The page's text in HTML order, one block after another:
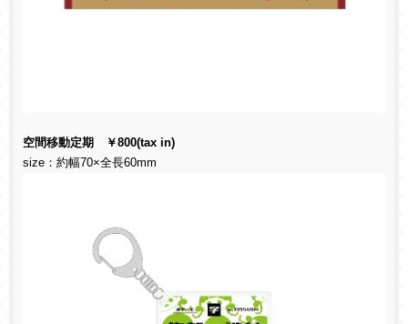
空間移動定期 ￥800(tax in)
size：約幅70×全長60mm